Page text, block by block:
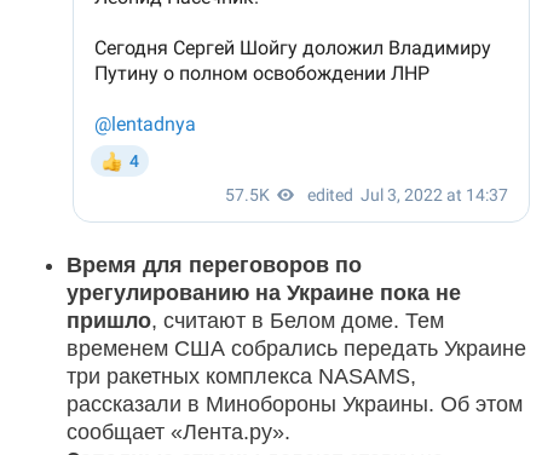
Время для переговоров по
урегулированию на Украине пока не
пришло, считают в Белом доме. Тем
временем США собрались передать Украине
три ракетных комплекса NASAMS,
рассказали в Минобороны Украины. Об этом
сообщает «Лента.ру».